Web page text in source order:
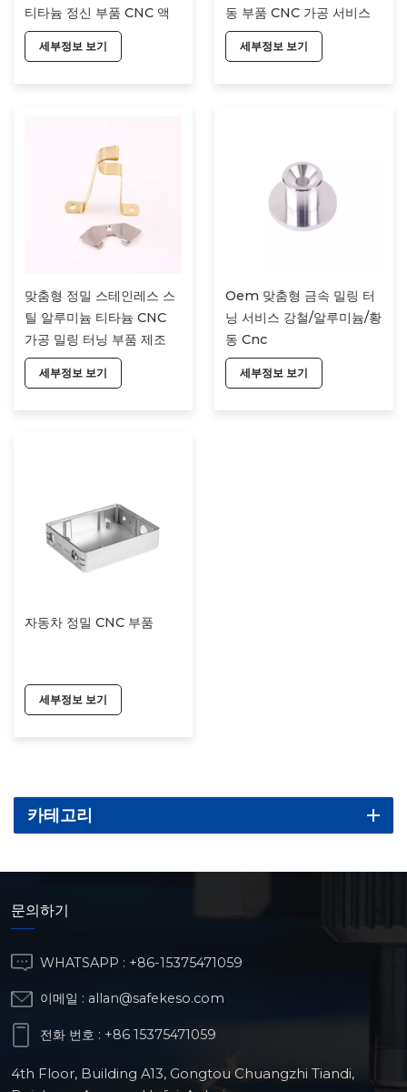
티타늄 정신 부품 CNC 액
세서리 부품
세부정보 보기
동 부품 CNC 가공 서비스
액세서리
세부정보 보기
맞춤형 정밀 스테인레스 스
틸 알루미늄 티타늄 CNC
가공 밀링 터닝 부품 제조
서비스 CNC 가공 부품
세부정보 보기
Oem 맞춤형 금속 밀링 터
닝 서비스 강철/알루미늄/황
동 Cnc
세부정보 보기
자동차 정밀 CNC 부품
세부정보 보기
카테고리
문의하기
WHATSAPP : +86-15375471059
이메일 : allan@safekeso.com
전화 번호 : +86 15375471059
4th Floor, Building A13, Gongtou Chuangzhi Tiandi,